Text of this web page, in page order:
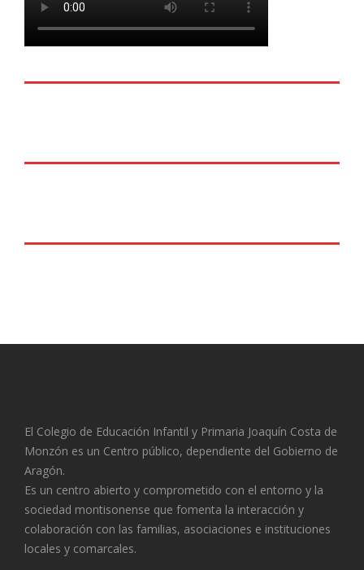
El Colegio de Educación Infantil y Primaria Joaquín Costa de
Monzón es un Centro público, dependiente del Gobierno de
Aragón.
Es un centro abierto y comprometido con el entorno y la
sociedad montisonense que fomenta la interacción y
colaboración con las familias, asociaciones e instituciones
locales y comarcales.